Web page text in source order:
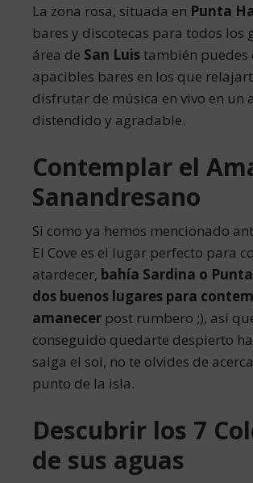
La zona rosa, situada en Punta
bares y discotecas para todos los
área de San Luistambién puedes
apacibles bares en los que
disfrutar de música en vivo en un
distendido y agradable.
Contemplar el
Sanandresano
Si como ya hemos mencionado
El Cove es el lugar perfecto para
atardecer, bahía Sardina o
dos buenos lugares para
amanecer post rumbero ;), así
conseguido quedarte despierto
salga el sol, no te olvides de
punto de la isla.
Descubrir los 7
de sus aguas